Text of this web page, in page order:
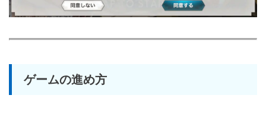
ゲームの進め方